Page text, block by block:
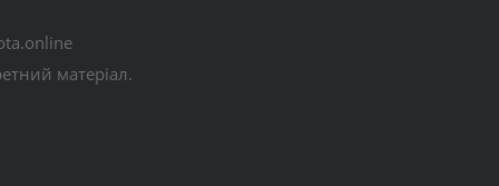
матеріал.